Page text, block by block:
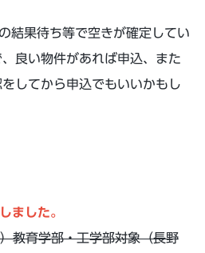
結果待ち等で空きが確定してい
良い物件があれば申込、また
してから申込でもいいかもし
ました。
教育学部・工学部対象（長野